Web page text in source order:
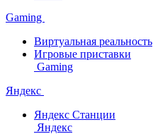
Gaming
Виртуальная реальность
Игровые приставки
Gaming
Яндекс
Яндекс Станции
Яндекс